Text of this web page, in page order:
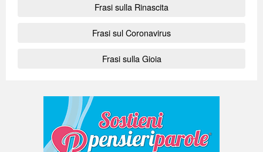
Frasi sulla Rinascita
Frasi sul Coronavirus
Frasi sulla Gioia